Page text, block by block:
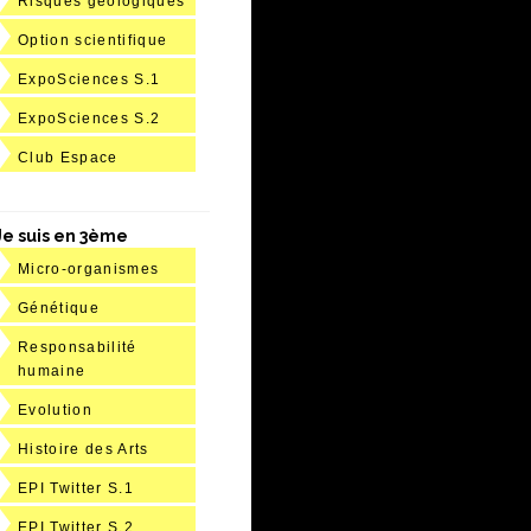
Option scientifique
ExpoSciences S.1
ExpoSciences S.2
Club Espace
suis en 3ème
Micro-organismes
Génétique
Responsabilité
humaine
Evolution
Histoire des Arts
EPI Twitter S.1
EPI Twitter S.2